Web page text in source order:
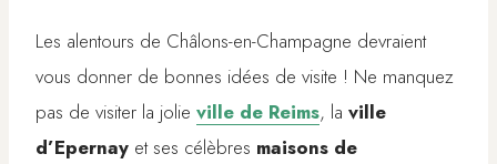
Les alentours de Châlons-en-Champagne devraient
vous donner de bonnes idées de visite ! Ne manquez
pas de visiter la jolie ville de Reims, la ville
d’Epernay et ses célèbres maisons de